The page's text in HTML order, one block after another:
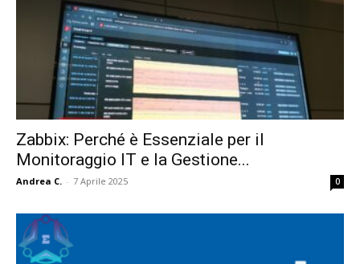
Zabbix: Perché è Essenziale per il
Monitoraggio IT e la Gestione...
Andrea C. - 7 Aprile 2025 0